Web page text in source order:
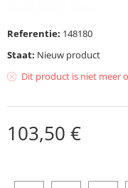
Referentie: 148180
Staat: Nieuw product
Dit product is niet meer
103,50 €